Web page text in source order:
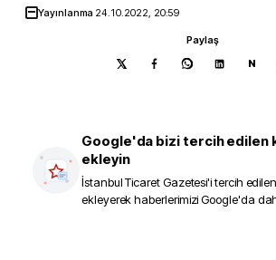
Yayınlanma 24.10.2022, 20:59
Paylaş
N
Google'da bizi tercih edilen
ekleyin
İstanbul Ticaret Gazetesi'i tercih
ekleyerek haberlerimizi Google'da